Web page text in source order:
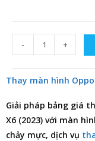
- +
Thay màn hình
Giải pháp bảng giá
X6 (2023) với màn
chảy mực, dịch vụ